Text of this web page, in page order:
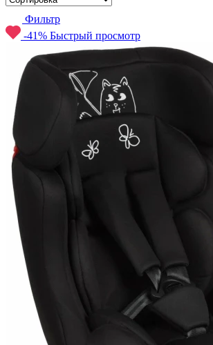
Фильтр
-41% Быстрый просмотр